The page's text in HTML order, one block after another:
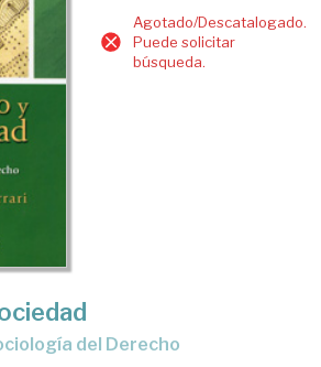
Agotado/Descatalogado.
Puede solicitar
búsqueda.
del Derecho